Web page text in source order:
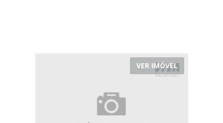
VER IMÓVEL